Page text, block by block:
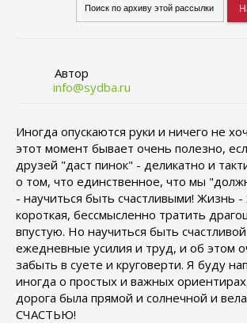
Автор
info@sydba.ru
Иногда опускаются руки и ничего не
этот момент бывает очень полезно,
друзей "даст пинок" - деликатно и
о том, что единственное, что мы
- научиться быть счастливыми! Жизнь -
короткая, бессмысленно тратить
впустую. Но научиться быть
ежедневные усилия и труд, и об этом
забыть в суете и круговерти. Я буду
иногда о простых и важных
дорога была прямой и солнечной и
СЧАСТЬЮ!